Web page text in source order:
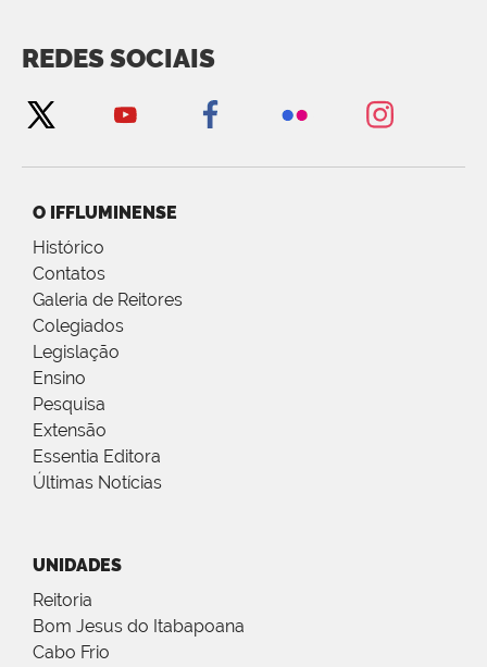
REDES SOCIAIS
O IFFLUMINENSE
Histórico
Contatos
Galeria de Reitores
Colegiados
Legislação
Ensino
Pesquisa
Extensão
Essentia Editora
Últimas Notícias
UNIDADES
Reitoria
Bom Jesus do Itabapoana
Cabo Frio